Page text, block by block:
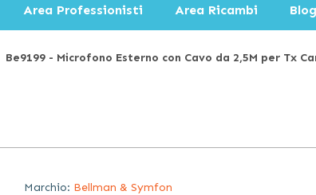
Area Professionisti Area Ricambi Blog
Be9199 - Microfono Esterno con Cavo da 2,5M per Tx
Marchio: Bellman & Symfon